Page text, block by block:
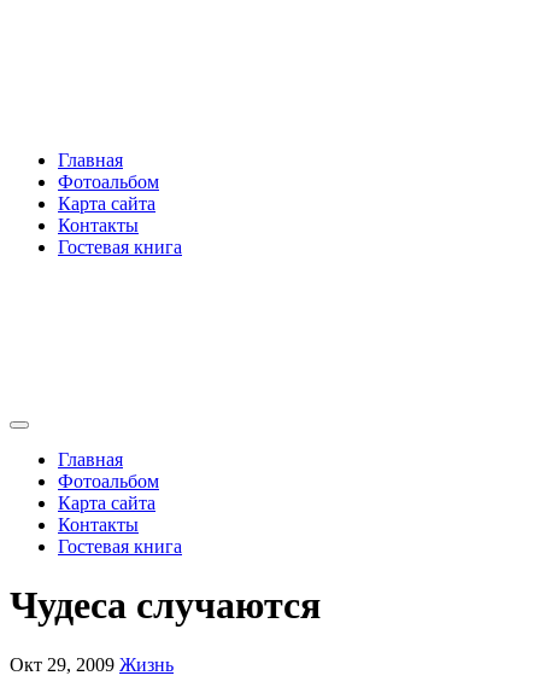
Главная
Фотоальбом
Карта сайта
Контакты
Гостевая книга
Главная
Фотоальбом
Карта сайта
Контакты
Гостевая книга
Чудеса случаются
Окт 29, 2009 Жизнь